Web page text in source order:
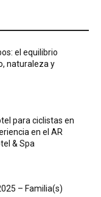
el equilibrio
naturaleza y
para ciclistas en
en el AR
& Spa
– Familia(s)